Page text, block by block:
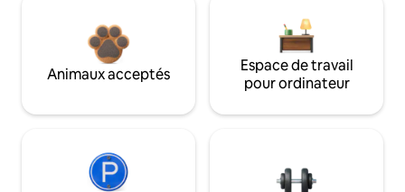
Animaux acceptés
Espace de travail
pour ordinateur